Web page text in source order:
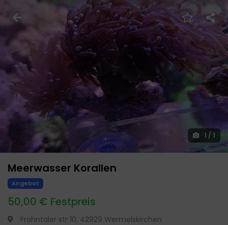
1 / 1
Meerwasser Korallen
Angebot
50,00 € Festpreis
Frohntaler str 10, 42929 Wermelskirchen